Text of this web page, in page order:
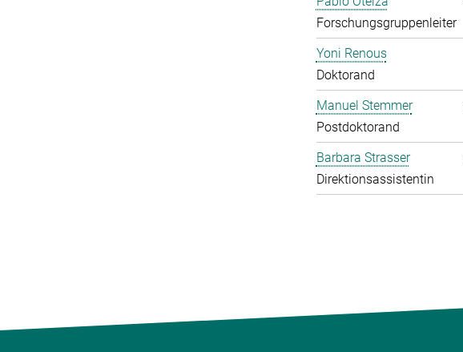
Forschungsgruppenleiter
Yoni Renous
Doktorand
Manuel Stemmer
Postdoktorand
Barbara Strasser
Direktionsassistentin